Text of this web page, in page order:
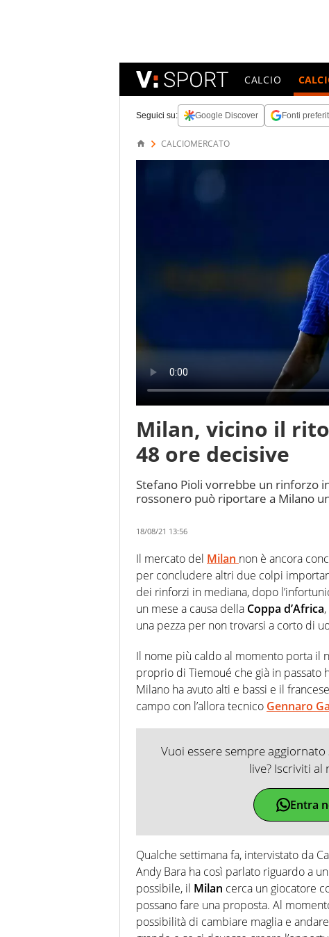
CALCIO
Seguici su: Google Discover Fonti
CALCIOMERCATO
Milan, vicino il
48 ore decisive
Stefano Pioli vorrebbe un rinforzo
rossonero può riportare a Milano
18/08/21 13:56
Il mercato del Milan non è ancora
per concludere altri due colpi
dei rinforzi in mediana, dopo
un mese a causa della Coppa d’Africa
una pezza per non trovarsi a corto di
Il nome più caldo al momento porta il
proprio di Tiemoué che già in passato
Milano ha avuto alti e bassi e il
campo con l’allora tecnico Gennaro
Vuoi essere sempre
live? Iscriviti
Entra
Qualche settimana fa, intervistato da
Andy Bara ha così parlato riguardo a
possibile, il Milan cerca un giocatore
possano fare una proposta. Al
possibilità di cambiare maglia e